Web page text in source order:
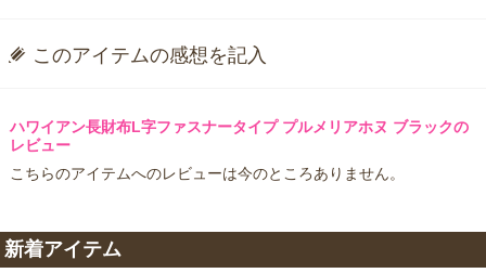
このアイテムの感想を記入
ハワイアン長財布L字ファスナータイプ プルメリアホヌ ブラックの
レビュー
こちらのアイテムへのレビューは今のところありません。
新着アイテム